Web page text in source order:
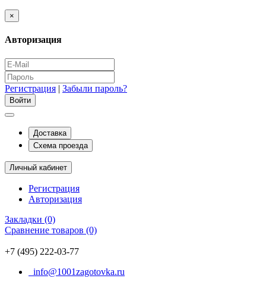
×
Авторизация
Регистрация | Забыли пароль?
Доставка
Схема проезда
Личный кабинет
Регистрация
Авторизация
Закладки (0)
Сравнение товаров (0)
+7 (495) 222-03-77
info@1001zagotovka.ru